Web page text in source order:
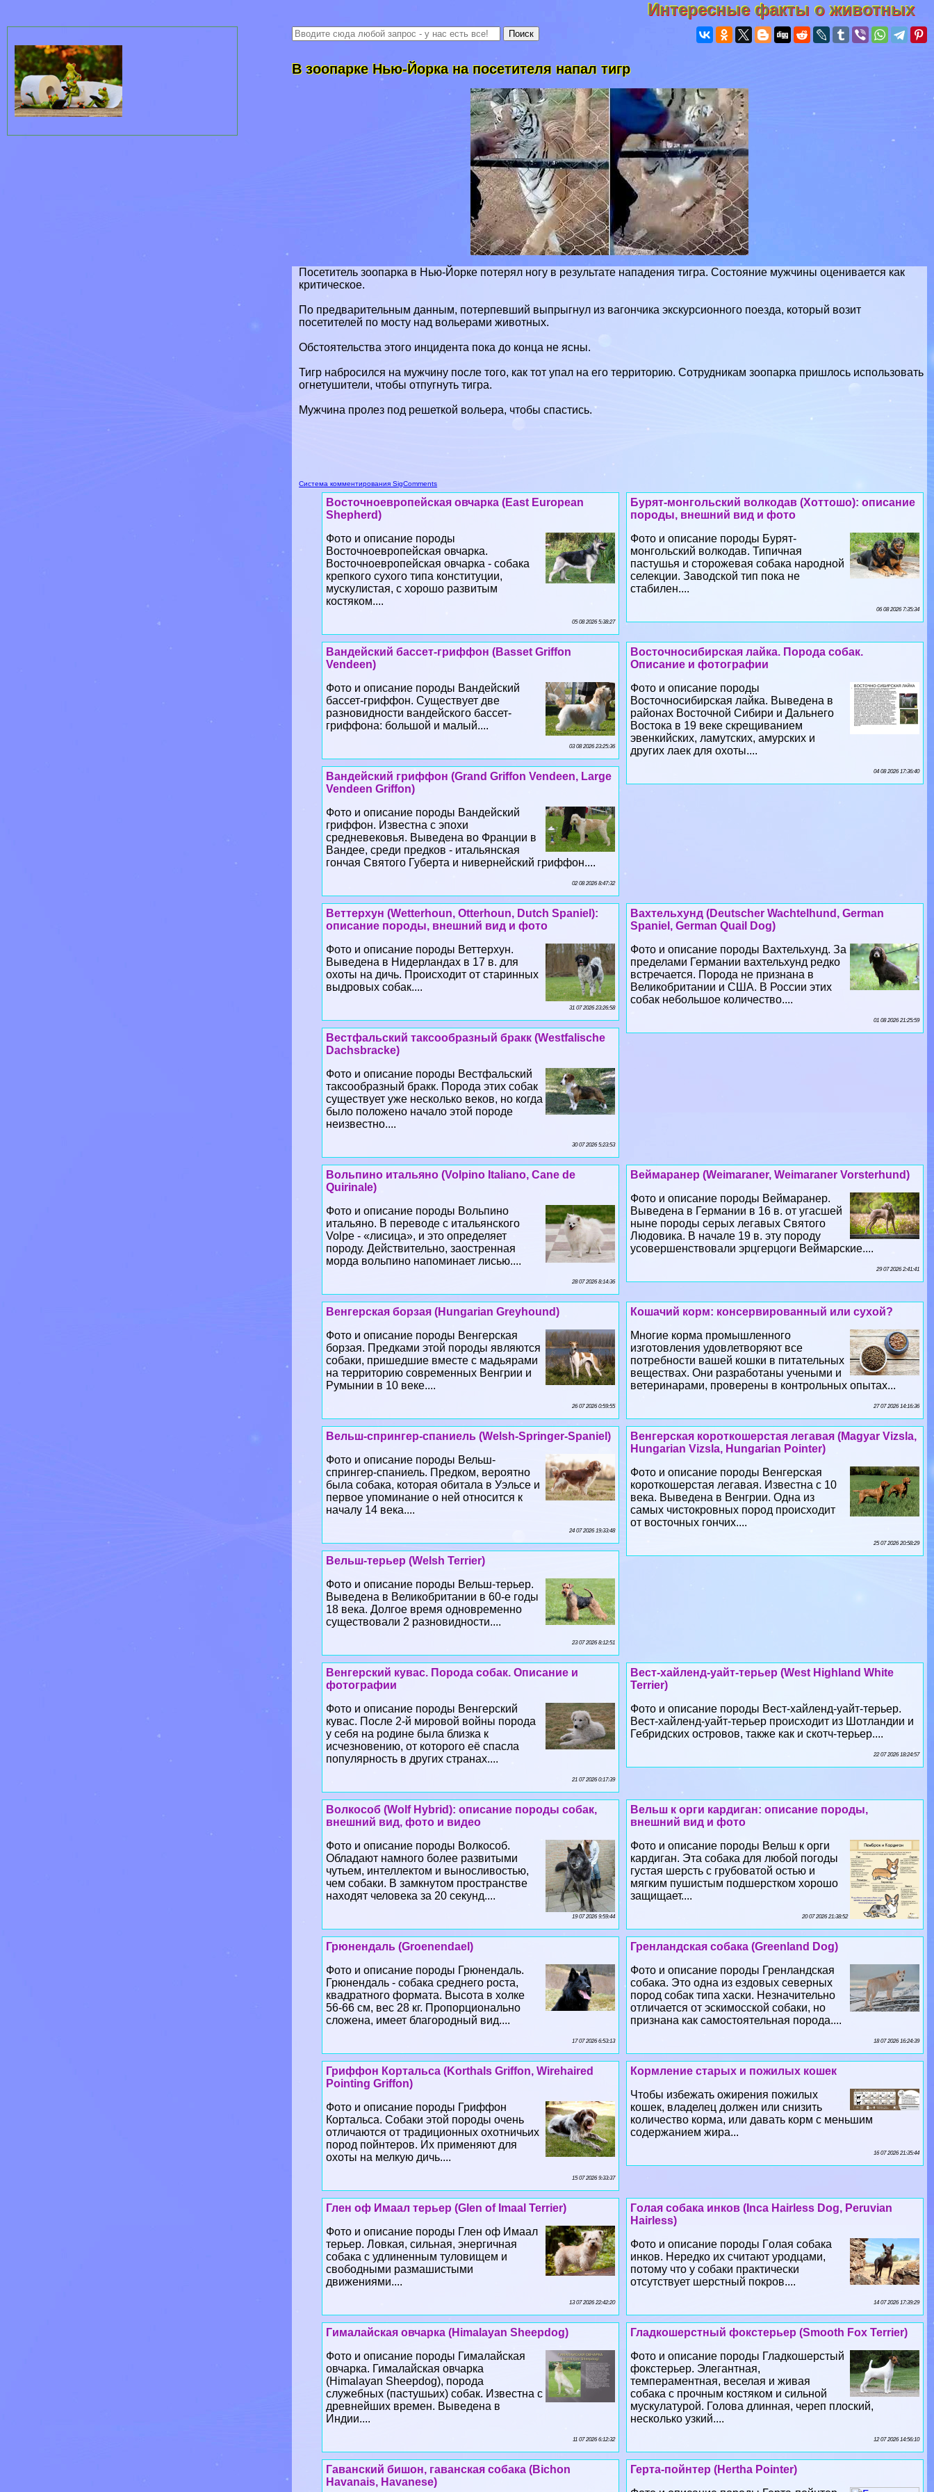
Интересные факты о животных
В зоопарке Нью-Йорка на посетителя напал тигр
Посетитель зоопарка в Нью-Йорке потерял ногу в результате нападения тигра. Состояние мужчины оценивается как
критическое.
По предварительным данным, потерпевший выпрыгнул из вагончика экскурсионного поезда, который возит
посетителей по мосту над вольерами животных.
Обстоятельства этого инцидента пока до конца не ясны.
Тигр набросился на мужчину после того, как тот упал на его территорию. Сотрудникам зоопарка пришлось использовать
огнетушители, чтобы отпугнуть тигра.
Мужчина пролез под решеткой вольера, чтобы спастись.
Система комментирования SigComments
Бурят-монгольский волкодав (Хоттошо): описание
породы, внешний вид и фото
Фото и описание породы Бурят-
монгольский волкодав. Типичная
пастушья и сторожевая собака народной
селекции. Заводской тип пока не
стабилен....
06 08 2026 7:35:34
Восточноевропейская овчарка (East European
Shepherd)
Фото и описание породы
Восточноевропейская овчарка.
Восточноевропейская овчарка - собака
крепкого сухого типа конституции,
мускулистая, с хорошо развитым
костяком....
05 08 2026 5:38:27
Восточносибирская лайка. Порода собак.
Описание и фотографии
Фото и описание породы
Восточносибирская лайка. Выведена в
районах Восточной Сибири и Дальнего
Востока в 19 веке скрещиванием
эвенкийских, ламутских, амурских и
других лаек для охоты....
04 08 2026 17:36:40
Вандейский бассет-гриффон (Basset Griffon
Vendeen)
Фото и описание породы Вандейский
бассет-гриффон. Существует две
разновидности вандейского бассет-
гриффона: большой и малый....
03 08 2026 23:25:36
Вандейский гриффон (Grand Griffon Vendeen, Large
Vendeen Griffon)
Фото и описание породы Вандейский
гриффон. Известна с эпохи
средневековья. Выведена во Франции в
Вандее, среди предков - итальянская
гончая Святого Губерта и нивернейский гриффон....
02 08 2026 8:47:32
Вахтельхунд (Deutscher Wachtelhund, German
Spaniel, German Quail Dog)
Фото и описание породы Вахтельхунд. За
пределами Германии вахтельхунд редко
встречается. Порода не признана в
Великобритании и США. В России этих
собак небольшое количество....
01 08 2026 21:25:59
Веттерхун (Wetterhoun, Otterhoun, Dutch Spaniel):
описание породы, внешний вид и фото
Фото и описание породы Веттерхун.
Выведена в Нидерландах в 17 в. для
охоты на дичь. Происходит от старинных
выдровых собак....
31 07 2026 23:26:58
Вестфальский таксообразный бpaкк (Westfalische
Dachsbracke)
Фото и описание породы Вестфальский
таксообразный бpaкк. Порода этих собак
существует уже несколько веков, но когда
было положено начало этой породе
неизвестно....
30 07 2026 5:23:53
Веймаранер (Weimaraner, Weimaraner Vorsterhund)
Фото и описание породы Веймаранер.
Выведена в Германии в 16 в. от угасшей
ныне породы серых легавых Святого
Людовика. В начале 19 в. эту породу
усовершенствовали эрцгерцоги Веймарские....
29 07 2026 2:41:41
Вольпино итальяно (Volpino Italiano, Cane de
Quirinale)
Фото и описание породы Вольпино
итальяно. В переводе с итальянского
Volpe - «лисица», и это определяет
породу. Действительно, заостренная
морда вольпино напоминает лисью....
28 07 2026 8:14:36
Кошачий корм: консервированный или сухой?
Многие корма промышленного
изготовления удовлетворяют все
потребности вашей кошки в питательных
веществах. Они разработаны учеными и
ветеринарами, проверены в контрольных опытах...
27 07 2026 14:16:36
Венгерская борзая (Hungarian Greyhound)
Фото и описание породы Венгерская
борзая. Предками этой породы являются
собаки, пришедшие вместе с мадьярами
на территорию современных Венгрии и
Румынии в 10 веке....
26 07 2026 0:59:55
Венгерская короткошерстая легавая (Magyar Vizsla,
Hungarian Vizsla, Hungarian Pointer)
Фото и описание породы Венгерская
короткошерстая легавая. Известна с 10
века. Выведена в Венгрии. Одна из
самых чистокровных пород происходит
от восточных гончих....
25 07 2026 20:58:29
Вельш-спрингер-спаниель (Welsh-Springer-Spaniel)
Фото и описание породы Вельш-
спрингер-спаниель. Предком, вероятно
была собака, которая обитала в Уэльсе и
первое упоминание о ней относится к
началу 14 века....
24 07 2026 19:33:48
Вельш-терьер (Welsh Terrier)
Фото и описание породы Вельш-терьер.
Выведена в Великобритании в 60-е годы
18 века. Долгое время одновременно
существовали 2 разновидности....
23 07 2026 8:12:51
Вест-хайленд-уайт-терьер (West Highland White
Terrier)
Фото и описание породы Вест-хайленд-уайт-терьер.
Вест-хайленд-уайт-терьер происходит из Шотландии и
Гебридских островов, также как и скотч-терьер....
22 07 2026 18:24:57
Венгерский кувас. Порода собак. Описание и
фотографии
Фото и описание породы Венгерский
кувас. После 2-й мировой войны порода
у себя на родине была близка к
исчезновению, от которого её спасла
популярность в других странах....
21 07 2026 0:17:39
Вельш к opги кардиган: описание породы,
внешний вид и фото
Фото и описание породы Вельш к opги
кардиган. Эта собака для любой погоды
густая шерсть с грубоватой остью и
мягким пушистым подшерстком хорошо
защищает....
20 07 2026 21:38:52
Волкособ (Wolf Hybrid): описание породы собак,
внешний вид, фото и видео
Фото и описание породы Волкособ.
Обладают намного более развитыми
чутьем, интеллектом и выносливостью,
чем собаки. В замкнутом прострaнcтве
находят человека за 20 секунд....
19 07 2026 9:59:44
Гренландская собака (Greenland Dog)
Фото и описание породы Гренландская
собака. Это одна из ездовых северных
пород собак типа хаски. Незначительно
отличается от эскимосской собаки, но
признана как самостоятельная порода....
18 07 2026 16:24:39
Грюнендаль (Groenendael)
Фото и описание породы Грюнендаль.
Грюнендаль - собака среднего роста,
квадратного формата. Высота в холке
56-66 см, вес 28 кг. Пропорционально
сложена, имеет благородный вид....
17 07 2026 6:53:13
Кормление старых и пожилых кошек
Чтобы избежать ожирения пожилых
кошек, владелец должен или снизить
количество корма, или давать корм с меньшим
содержанием жира...
16 07 2026 21:35:44
Гриффон Кортальса (Korthals Griffon, Wirehaired
Pointing Griffon)
Фото и описание породы Гриффон
Кортальса. Собаки этой породы очень
отличаются от традиционных охотничьих
пород пойнтеров. Их применяют для
охоты на мелкую дичь....
15 07 2026 9:33:37
Гoлая собака инков (Inca Hairless Dog, Peruvian
Hairless)
Фото и описание породы Гoлая собака
инков. Нередко их считают уpoдцами,
потому что у собаки пpaктически
отсутствует шерстный покров....
14 07 2026 17:39:29
Глен оф Имаал терьер (Glen of Imaal Terrier)
Фото и описание породы Глен оф Имаал
терьер. Ловкая, сильная, энергичная
собака с удлиненным туловищем и
свободными размашистыми
движениями....
13 07 2026 22:42:20
Гладкошерстный фокстерьер (Smooth Fox Terrier)
Фото и описание породы Гладкошерстый
фокстерьер. Элегантная,
темпераментная, веселая и живая
собака с прочным костяком и сильной
мускулатурой. Голова длинная, череп плоский,
несколько узкий....
12 07 2026 14:56:10
Гималайская овчарка (Himalayan Sheepdog)
Фото и описание породы Гималайская
овчарка. Гималайская овчарка
(Himalayan Sheepdog), порода
служебных (пастушьих) собак. Известна с
древнейших времен. Выведена в
Индии....
11 07 2026 6:12:32
Герта-пойнтер (Hertha Pointer)
Гаванский бишон, гаванская собака (Bichon
Havanais, Havanese)